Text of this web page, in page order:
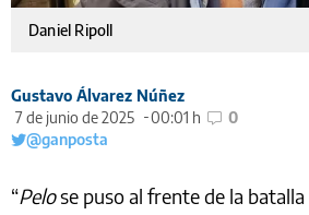
Daniel Ripoll
Gustavo Álvarez Núñez
7 de junio de 2025
00:01 h
0
@ganposta
“Pelose puso al frente de la